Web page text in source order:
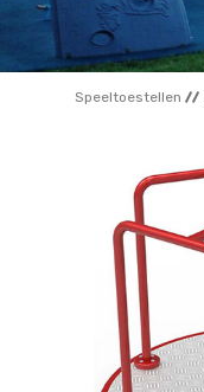
HOUTEN HUIZENS
STADSMEUBILAIRS
SPORTVELDENS
REFERENTIES
Speeltoestellen